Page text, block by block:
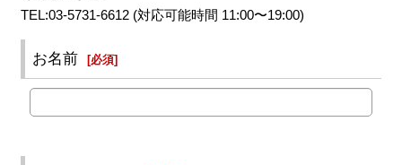
TEL:03-5731-6612 (対応可能時間 11:00〜19:00)
お名前 [必須]